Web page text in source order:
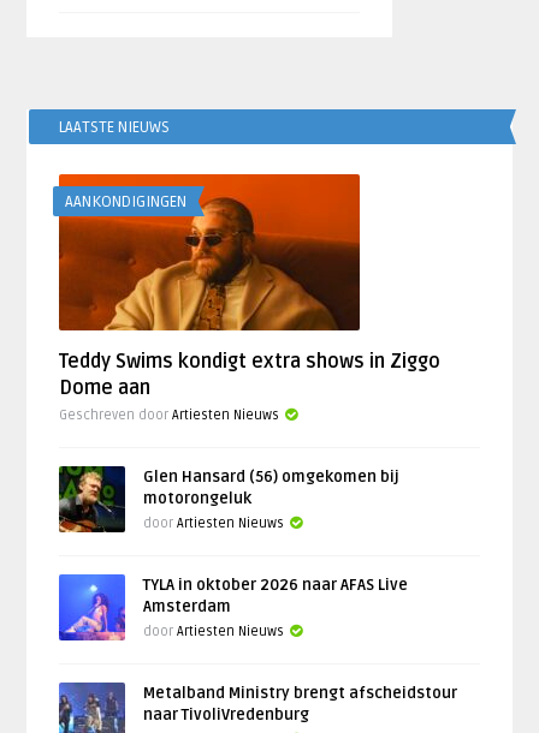
LAATSTE NIEUWS
AANKONDIGINGEN
Teddy Swims kondigt extra shows in Ziggo
Dome aan
Geschreven doorArtiesten Nieuws
Glen Hansard (56) omgekomen bij
motorongeluk
doorArtiesten Nieuws
TYLA in oktober 2026 naar AFAS Live
Amsterdam
doorArtiesten Nieuws
Metalband Ministry brengt afscheidstour
naar TivoliVredenburg